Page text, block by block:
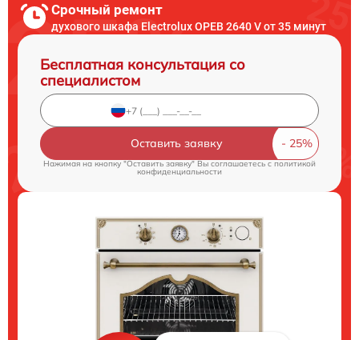
Срочный ремонт
духового шкафа Electrolux OPEB 2640 V от 35 минут
Бесплатная консультация со
специалистом
Оставить заявку
Нажимая на кнопку "Оставить заявку" Вы соглашаетесь c политикой
конфиденциальности